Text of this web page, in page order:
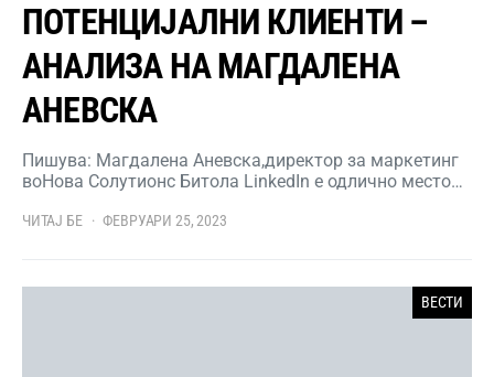
ПОТЕНЦИЈАЛНИ КЛИЕНТИ –
АНАЛИЗА НА МАГДАЛЕНА
АНЕВСКА
Пишува: Магдалена Аневска,директор за маркетинг
воНова Солутионс Битола LinkedIn е одлично место…
ЧИТАЈ БЕ ФЕВРУАРИ 25, 2023
ВЕСТИ